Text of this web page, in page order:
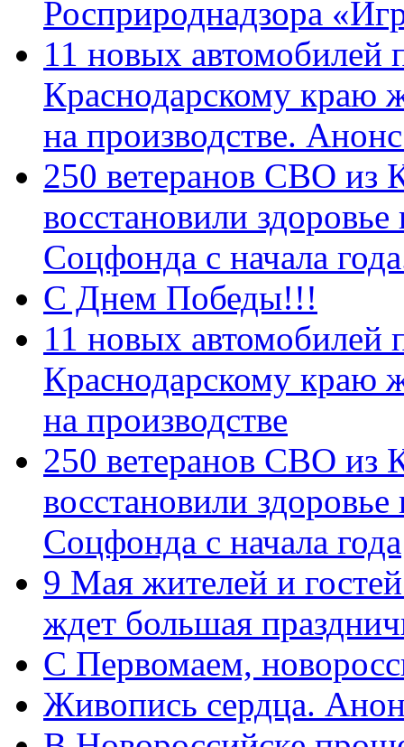
Росприроднадзора
11 новых автомобилей
Краснодарскому краю
на производстве.
250 ветеранов СВО из
восстановили
Соцфонда с начала
С Днем Победы!!!
11 новых автомобилей
Краснодарскому краю
на производстве
250 ветеранов СВО из
восстановили
Соцфонда с начала года
9 Мая жителей и
ждет большая
C Первомаем,
Живопись сердца.